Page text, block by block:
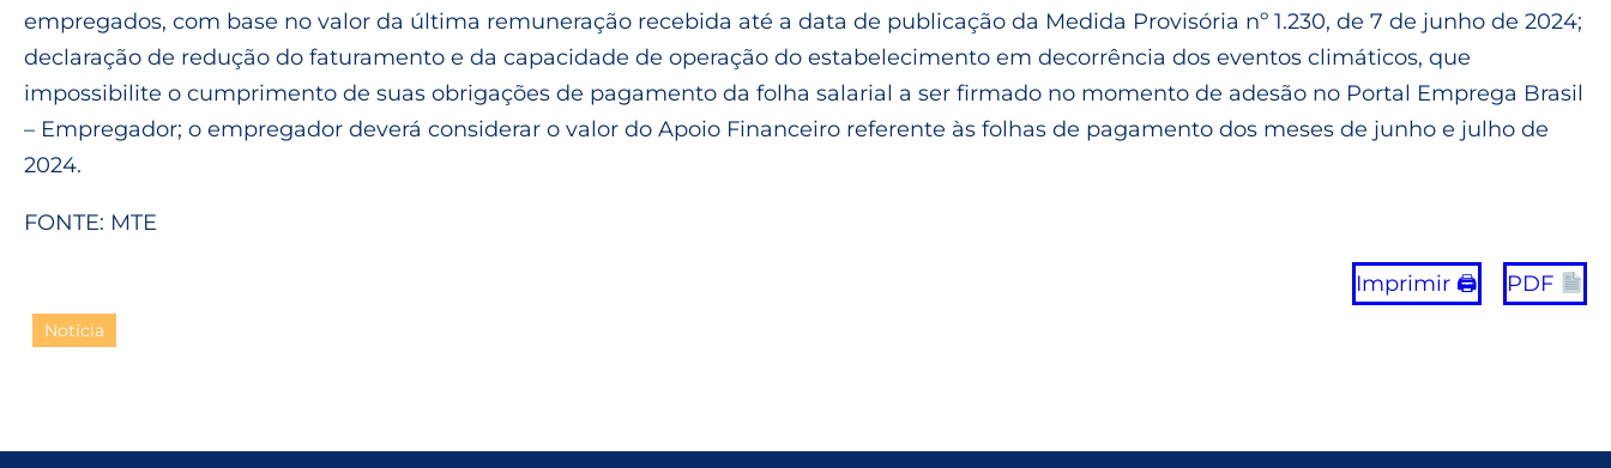
empregados, com base no valor da última remuneração recebida até a data de publicação da Medida Provisória nº 1.230, de 7 de junho de 2024;
declaração de redução do faturamento e da capacidade de operação do estabelecimento em decorrência dos eventos climáticos, que
impossibilite o cumprimento de suas obrigações de pagamento da folha salarial a ser firmado no momento de adesão no Portal Emprega Brasil
– Empregador; o empregador deverá considerar o valor do Apoio Financeiro referente às folhas de pagamento dos meses de junho e julho de
2024.
FONTE: MTE
Imprimir 🖨 PDF
Notícia